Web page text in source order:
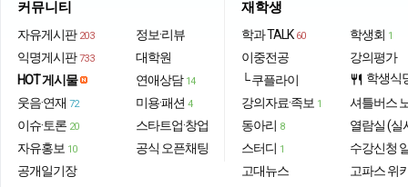
커뮤니티
자유게시판 203
익명게시판 733
HOT 게시물
웃음·연재 72
이슈·토론 20
자유홍보 10
공개일기장
정보·리뷰
대학원
연애상담 14
미용·패션 4
스타트업·창업
공식 오픈채팅
재학생
학과 TALK 60
이중전공
└ 쿠플라이
강의자료·족보 1
동아리 8
스터디 1
고대뉴스
학생회 1
강의평가
restaurant 학생식
셔틀버스
열람실 (실
수강신청
고파스 위